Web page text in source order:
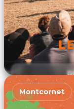
Montcornet